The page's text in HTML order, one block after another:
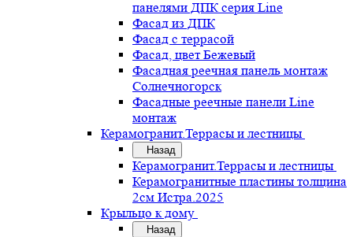
панелями ДПК серия Line
Фасад из ДПК
Фасад с террасой
Фасад, цвет Бежевый
Фасадная реечная панель монтаж
Солнечногорск
Фасадные реечные панели Line
монтаж
Керамогранит.Террасы и лестницы
Назад
Керамогранит.Террасы и лестницы
Керамогранитные пластины толщина
2см Истра.2025
Крыльцо к дому
Назад